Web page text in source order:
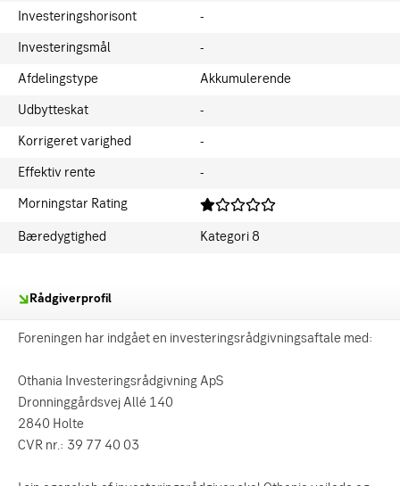
Investeringshorisont -
Investeringsmål -
Afdelingstype Akkumulerende
Udbytteskat -
Korrigeret varighed -
Effektiv rente -
Morningstar Rating
Bæredygtighed Kategori 8
Rådgiverprofil
Foreningen har indgået en investeringsrådgivningsaftale med:
Othania Investeringsrådgivning ApS
Dronninggårdsvej Allé 140
2840 Holte
CVR nr.: 39 77 40 03